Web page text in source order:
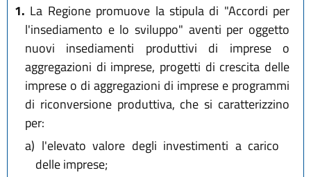
1. La Regione promuove la stipula di "Accordi per
l'insediamento e lo sviluppo" aventi per oggetto
nuovi insediamenti produttivi di imprese o
aggregazioni di imprese, progetti di crescita delle
imprese o di aggregazioni di imprese e programmi
di riconversione produttiva, che si caratterizzino
per:
a) l'elevato valore degli investimenti a carico
delle imprese;